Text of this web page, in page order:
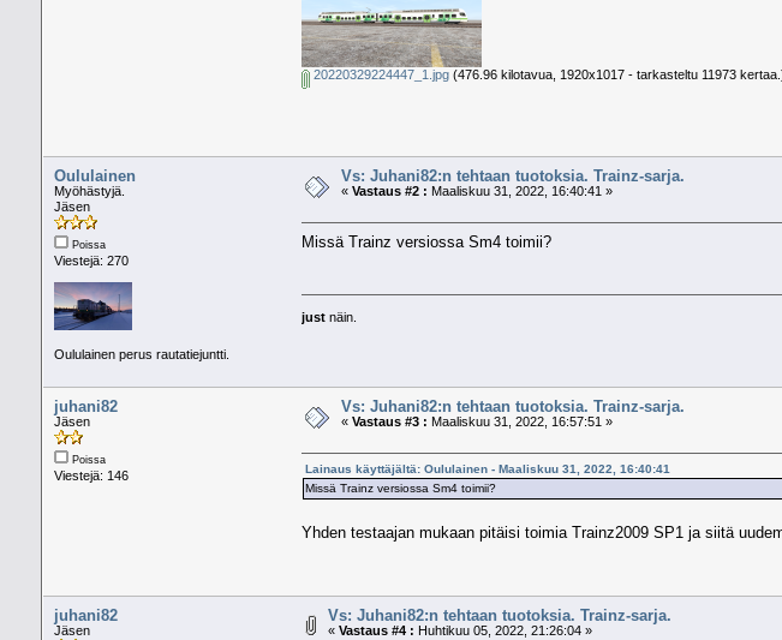
20220329224447_1.jpg (476.96 kilotavua, 1920x1017 - tarkasteltu 11973
Oululainen
Myöhästyjä.
Jäsen
Poissa
Viestejä: 270
Oululainen perus rautatiejuntti.
Vs: Juhani82:n tehtaan tuotoksia. Trainz-sarja.
« Vastaus #2 : Maaliskuu 31, 2022, 16:40:41 »
Missä Trainz versiossa Sm4 toimii?
just näin.
juhani82
Jäsen
Poissa
Viestejä: 146
Vs: Juhani82:n tehtaan tuotoksia. Trainz-sarja.
« Vastaus #3 : Maaliskuu 31, 2022, 16:57:51 »
Lainaus käyttäjältä: Oululainen - Maaliskuu 31, 2022, 16:40:41
Missä Trainz versiossa Sm4 toimii?
Yhden testaajan mukaan pitäisi toimia Trainz2009 SP1 ja siitä
juhani82
Jäsen
Vs: Juhani82:n tehtaan tuotoksia. Trainz-sarja.
« Vastaus #4 : Huhtikuu 05, 2022, 21:26:04 »